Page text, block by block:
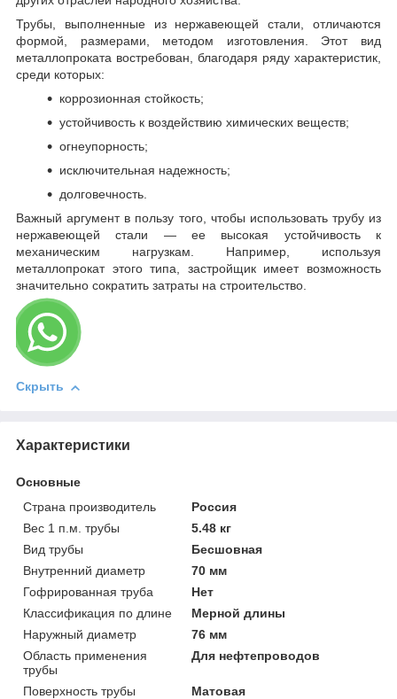
Трубы, выполненные из нержавеющей стали, отличаются
формой, размерами, методом изготовления. Этот вид
металлопроката востребован, благодаря ряду характеристик,
среди которых:
коррозионная стойкость;
устойчивость к воздействию химических веществ;
огнеупорность;
исключительная надежность;
долговечность.
Важный аргумент в пользу того, чтобы использовать трубу из
нержавеющей стали — ее высокая устойчивость к
механическим нагрузкам. Например, используя
металлопрокат этого типа, застройщик имеет возможность
значительно сократить затраты на строительство.
Скрыть
Характеристики
Основные
Страна производитель
Россия
Вес 1 п.м. трубы
5.48 кг
Вид трубы
Бесшовная
Внутренний диаметр
70 мм
Гофрированная труба
Нет
Классификация по длине
Мерной длины
Наружный диаметр
76 мм
Область применения
трубы
Для нефтепроводов
Поверхность трубы
Матовая